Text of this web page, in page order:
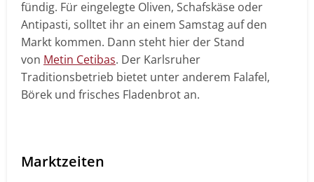
fündig. Für eingelegte Oliven, Schafskäse oder
Antipasti, solltet ihr an einem Samstag auf den
Markt kommen. Dann steht hier der Stand
von Metin Cetibas. Der Karlsruher
Traditionsbetrieb bietet unter anderem Falafel,
Börek und frisches Fladenbrot an.
Marktzeiten